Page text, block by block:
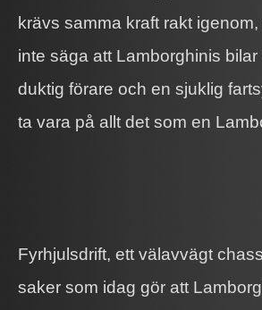
krävs samma kraft rakt
inte säga att Lamborghinis
duktig förare och en sjuklig
ta vara på allt det som en
Fyrhjulsdrift, ett välavvägt
saker som idag gör att